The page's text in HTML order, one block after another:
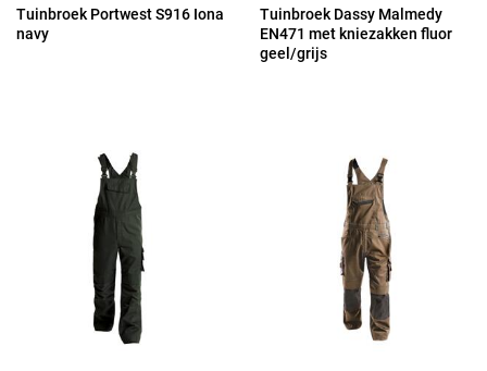
Tuinbroek Portwest S916 Iona
navy
Tuinbroek Dassy Malmedy
EN471 met kniezakken fluor
geel/grijs